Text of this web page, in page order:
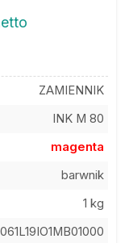
ZAMIENNIK
INK M 80
magenta
barwnik
1 kg
061L19IO1MB01000